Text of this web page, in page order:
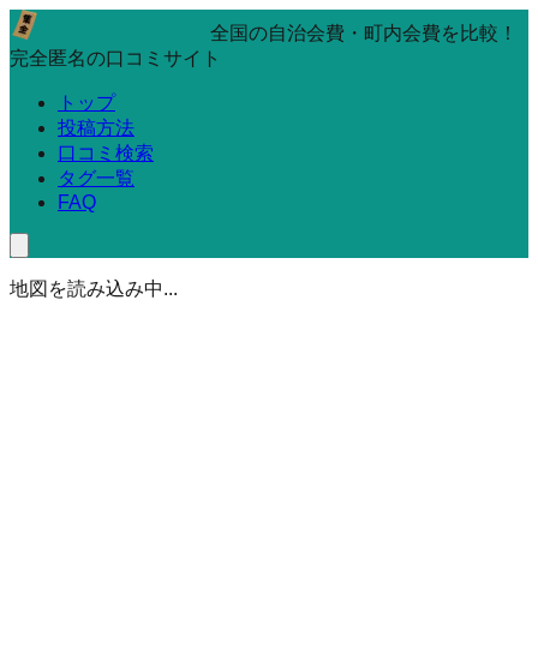
全国の自治会費・町内会費を比較！
完全匿名の口コミサイト
トップ
投稿方法
口コミ検索
タグ一覧
FAQ
地図を読み込み中...